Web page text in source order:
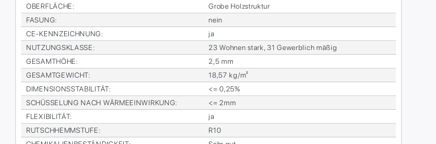
OBER­FLÄ­CHE:
Gro­be Holz­struk­tur
FA­SUNG:
nein
CE-KENN­ZEICH­NUNG:
ja
NUT­ZUNGS­KLAS­SE:
23 Woh­nen stark, 31 Ge­werb­lich mä­ßig
GE­SAMT­HÖ­HE:
2,5 mm
GE­SAMT­GE­WICHT:
18,57 kg/m²
DI­MEN­SI­ONS­STA­BI­LI­TÄT:
<= 0,25%
SCHÜS­SE­LUNG NACH WÄR­ME­EIN­WIR­KUNG:
<= 2mm
FLE­XI­BI­LI­TÄT:
ja
RUTSCH­HEMM­STU­FE:
R10